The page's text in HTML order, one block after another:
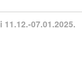
07.01.2025.